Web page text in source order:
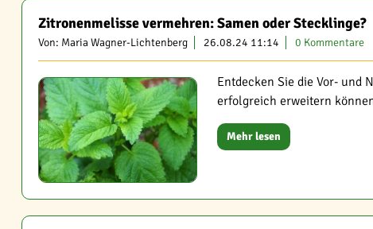
Zitronenmelisse vermehren: Samen oder Stecklinge?
Von: Maria Wagner-Lichtenberg 26.08.24 11:14 0 Kommentare
Entdecken Sie die Vor- und
erfolgreich erweitern
Mehr lesen